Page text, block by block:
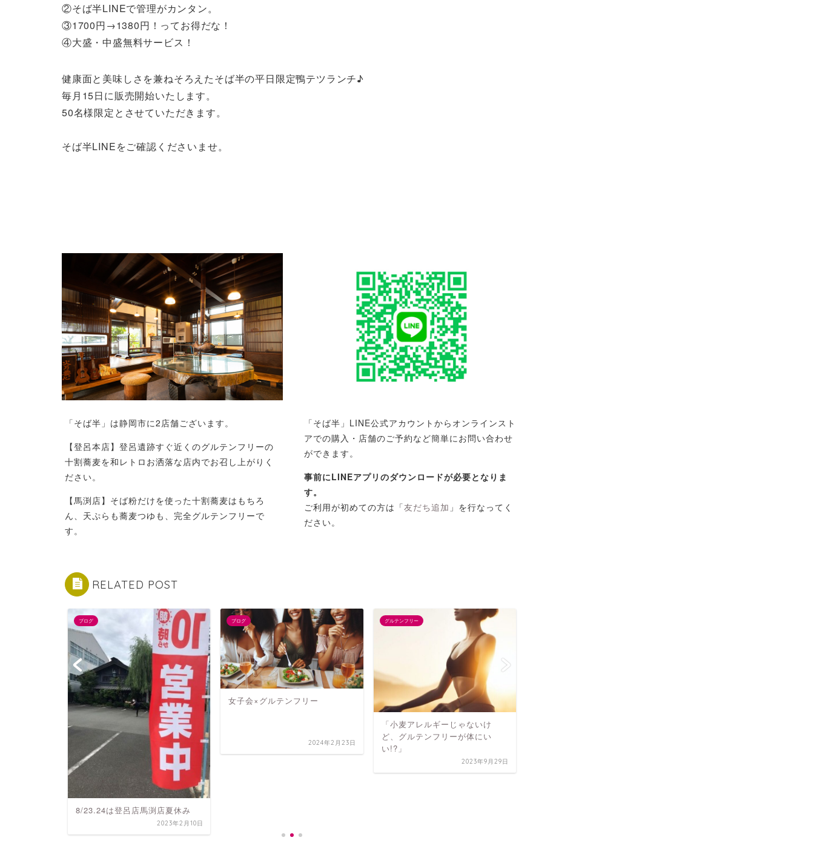
②そば半LINEで管理がカンタン。
③1700円→1380円！ってお得だな！
④大盛・中盛無料サービス！
健康面と美味しさを兼ねそろえたそば半の平日限定鴨テツランチ♪
毎月15日に販売開始いたします。
50名様限定とさせていただきます。
そば半LINEをご確認くださいませ。
「そば半」は静岡市に2店舗ございます。
【登呂本店】登呂遺跡すぐ近くのグルテンフリーの
十割蕎麦を和レトロお洒落な店内でお召し上がりく
ださい。
【馬渕店】そば粉だけを使った十割蕎麦はもちろ
ん、天ぷらも蕎麦つゆも、完全グルテンフリーで
す。
「そば半」LINE公式アカウントからオンラインスト
アでの購入・店舗のご予約など簡単にお問い合わせ
ができます。
事前にLINEアプリのダウンロードが必要となりま
す。
ご利用が初めての方は「友だち追加 」を行なってく
ださい。
RELATED POST
ブログ
8/23.24は登呂店馬渕店夏休み
2023年2月10日
ブログ
女子会×グルテンフリー
2024年2月23日
グルテンフリー
「小麦アレルギーじゃないけ
ど、グルテンフリーが体にい
い!?」
2023年9月29日